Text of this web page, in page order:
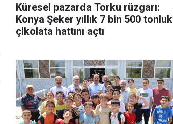
Küresel pazarda Torku rüzgarı:
Konya Şeker yıllık 7 bin 500 tonluk
çikolata hattını açtı